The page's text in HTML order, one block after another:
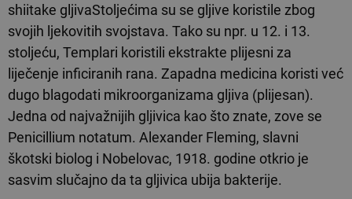
shiitake gljivaStoljećima su se gljive koristile zbog
svojih ljekovitih svojstava. Tako su npr. u 12. i 13.
stoljeću, Templari koristili ekstrakte plijesni za
liječenje inficiranih rana. Zapadna medicina koristi već
dugo blagodati mikroorganizama gljiva (plijesan).
Jedna od najvažnijih gljivica kao što znate, zove se
Penicillium notatum. Alexander Fleming, slavni
škotski biolog i Nobelovac, 1918. godine otkrio je
sasvim slučajno da ta gljivica ubija bakterije.